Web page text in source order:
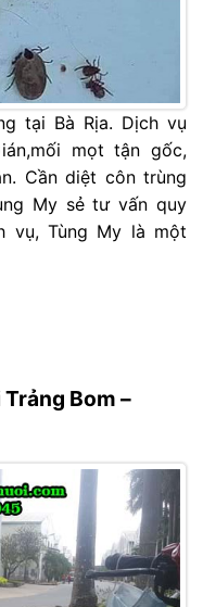
tại Bà Rịa. Dịch vụ
mọt tận gốc,
Cần diệt côn trùng
My sẻ tư vấn quy
vụ, Tùng My là một
Bom –